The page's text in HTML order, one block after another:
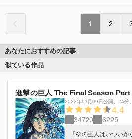
1 2 3
あなたにおすすめの記事
似ている作品
進撃の巨人 The Final Season Part
2022年01月09日公開 24分
4.4
34720 6225
「その巨人はいつい